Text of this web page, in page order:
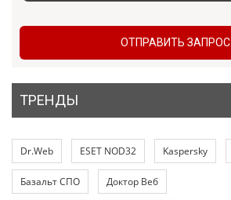
ОТПРАВИТЬ ЗАПРОС
ТРЕНДЫ
Dr.Web ESET NOD32 Kaspersky
Базальт СПО Доктор Веб